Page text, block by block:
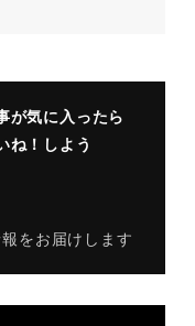
が気に入ったら
ね！しよう
をお届けします